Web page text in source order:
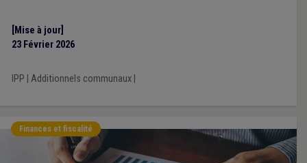
[Mise à jour]
23 Février 2026
IPP Additionnels communaux|
Finances et fiscalité